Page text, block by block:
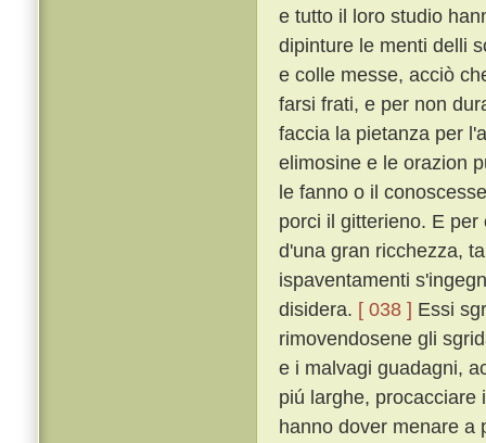
e tutto il loro studio
dipinture le menti delli
e colle messe, acciò
farsi frati, e per non
faccia la pietanza per
elimosine e le orazion
le fanno o il
porci il gitterieno. E
d'una gran ricchezza,
ispaventamenti
disidera. [ 038 ] Essi
rimovendosene gli
e i malvagi guadagni,
piú larghe, procacciare
hanno dover menare